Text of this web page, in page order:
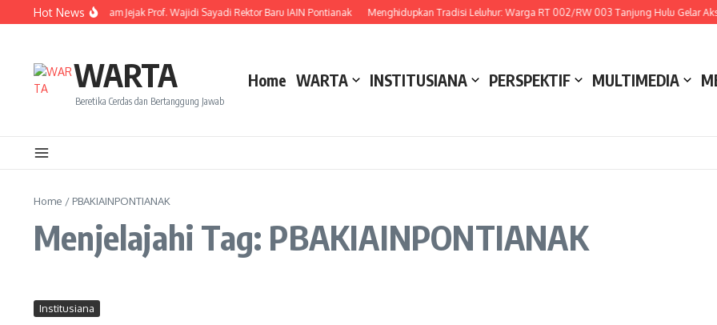
Lewati ke konten
Hot News
Resmi Dilantik! Ini Rekam Jejak Prof. Wajidi Sayadi Rektor Baru IAIN Pontianak Menghidupkan Tradisi Leluhur: Warga RT 002/RW 003 Tanjung Hulu Gelar
WARTA
Beretika Cerdas dan Bertanggung Jawab
Home WARTA INSTITUSIANA PERSPEKTIF MULTIMEDIA
Home / PBAKIAINPONTIANAK
Menjelajahi Tag: PBAKIAINPONTIANAK
Institusiana